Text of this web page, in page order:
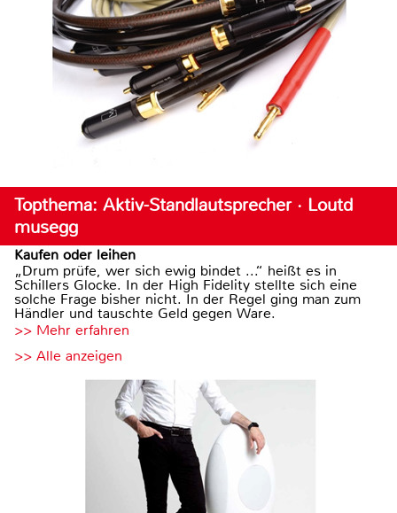
Topthema: Aktiv-Standlautsprecher · Loutd
musegg
Kaufen oder leihen
„Drum prüfe, wer sich ewig bindet ...“ heißt es in
Schillers Glocke. In der High Fidelity stellte sich eine
solche Frage bisher nicht. In der Regel ging man zum
Händler und tauschte Geld gegen Ware.
>> Mehr erfahren
>> Alle anzeigen